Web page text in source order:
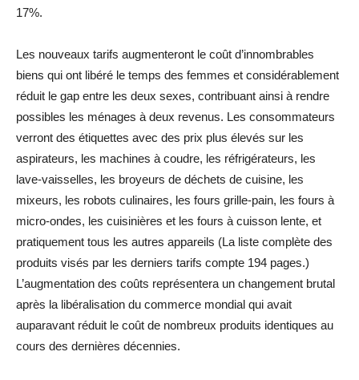
17%.
Les nouveaux tarifs augmenteront le coût d’innombrables
biens qui ont libéré le temps des femmes et considérablement
réduit le gap entre les deux sexes, contribuant ainsi à rendre
possibles les ménages à deux revenus. Les consommateurs
verront des étiquettes avec des prix plus élevés sur les
aspirateurs, les machines à coudre, les réfrigérateurs, les
lave-vaisselles, les broyeurs de déchets de cuisine, les
mixeurs, les robots culinaires, les fours grille-pain, les fours à
micro-ondes, les cuisinières et les fours à cuisson lente, et
pratiquement tous les autres appareils (La liste complète des
produits visés par les derniers tarifs compte 194 pages.)
L’augmentation des coûts représentera un changement brutal
après la libéralisation du commerce mondial qui avait
auparavant réduit le coût de nombreux produits identiques au
cours des dernières décennies.